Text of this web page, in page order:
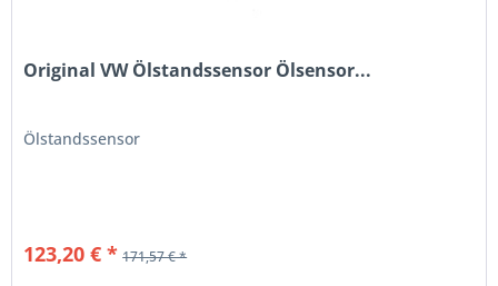
Original VW Ölstandssensor Ölsensor...
Ölstandssensor
123,20 € * 171,57 € *